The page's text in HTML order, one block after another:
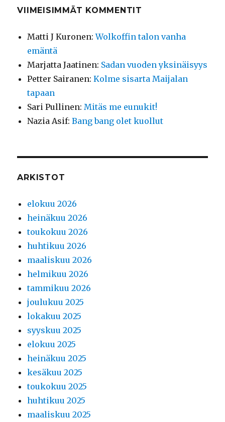
VIIMEISIMMÄT KOMMENTIT
Matti J Kuronen:Wolkoffin talon vanha
emäntä
Marjatta Jaatinen: Sadan vuoden yksinäisyys
Petter Sairanen:Kolme sisarta Maijalan
tapaan
Sari Pullinen:Mitäs me eunukit!
Nazia Asif:Bang bang olet kuollut
ARKISTOT
elokuu 2026
heinäkuu 2026
toukokuu 2026
huhtikuu 2026
maaliskuu 2026
helmikuu 2026
tammikuu 2026
joulukuu 2025
lokakuu 2025
syyskuu 2025
elokuu 2025
heinäkuu 2025
kesäkuu 2025
toukokuu 2025
huhtikuu 2025
maaliskuu 2025